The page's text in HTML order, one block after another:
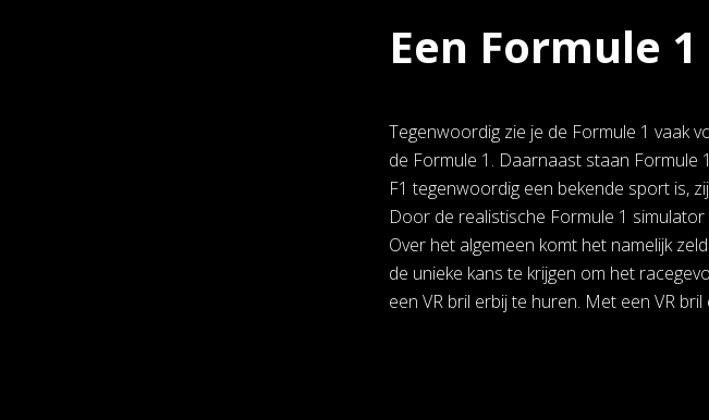
Een Formule
Tegenwoordig zie je de Formule 1 vaak
de Formule 1. Daarnaast staan
F1 tegenwoordig een bekende sport is,
Door de realistische Formule 1
Over het algemeen komt het namelijk
de unieke kans te krijgen om het
een VR bril erbij te huren. Met een VR